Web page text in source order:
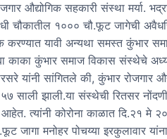
औद्योगिक सहकारी संस्था मर्या.
चौकातील १००० चौ.फूट जागेची
यावी अन्यथा समस्त कुंभार
काका कुंभार समाज विकास संस्थेचे
यांनी सांगितले की, कुंभार रोजगार
साली झाली.या संस्थेची रितसर
त्यांनी कोरोना काळात दि.२१ मे
जागा मनोहर पोचय्या इरकुलावार